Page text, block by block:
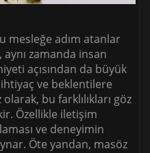
mesleğe adım atanlar
zamanda insan
açısından da büyük
ve beklentilere
bu farklılıkları göz
Özellikle iletişim
ve deneyimin
Öte yandan, masöz